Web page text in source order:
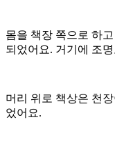
몸을 책장 쪽으로 하
되었어요. 거기에 조
머리 위로 책상은 천
었어요.